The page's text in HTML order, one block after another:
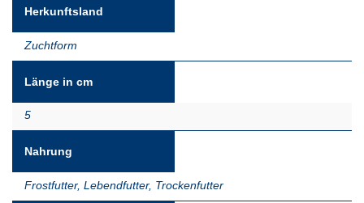
Herkunftsland
Zuchtform
Länge in cm
5
Nahrung
Frostfutter, Lebendfutter, Trockenfutter